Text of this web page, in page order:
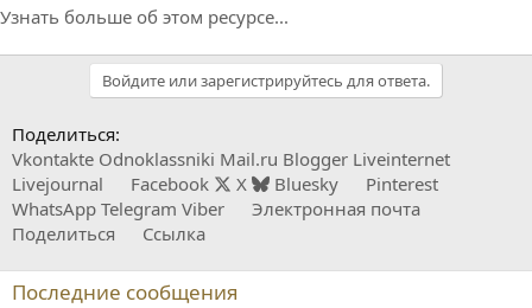
Узнать больше об этом ресурсе...
Войдите или зарегистрируйтесь для ответа.
Поделиться:
Vkontakte Odnoklassniki Mail.ru Blogger Liveinternet
Livejournal
Facebook X Bluesky
Pinterest
WhatsApp Telegram Viber
Электронная почта
Поделиться
Ссылка
Последние сообщения